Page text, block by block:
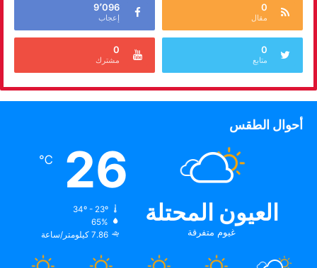
0
مقال
9٬096
إعجاب
0
متابع
0
مشترك
أحوال الطقس
العيون المحتلة
غيوم متفرقة
26
℃
34º - 23º
65%
7.86 كيلومتر/ساعة